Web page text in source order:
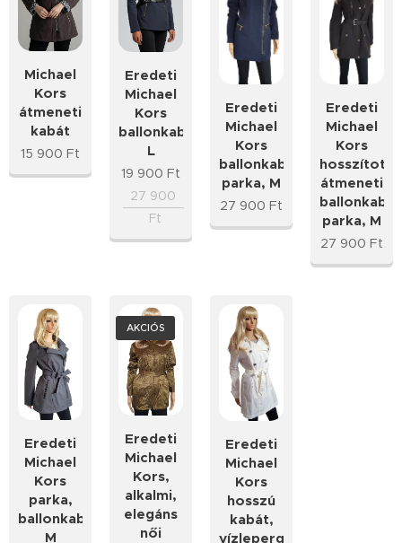
Michael
Kors
átmeneti
kabát
15 900 Ft
Eredeti
Michael
Kors
ballonkabát,
L
19 900 Ft
27 900
Ft
Eredeti
Michael
Kors
ballonkabát,
parka, M
27 900 Ft
Eredeti
Michael
Kors
hosszított
átmeneti
parka, M
27 900 Ft
Eredeti
Michael
Kors
parka,
ballonkabát,
M
Eredeti
Michael
Kors,
alkalmi,
elegáns
női
AKCIÓS
Eredeti
Michael
Kors
hosszú
kabát,
vízlepergetős